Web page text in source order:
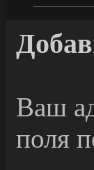
Ваш
поля